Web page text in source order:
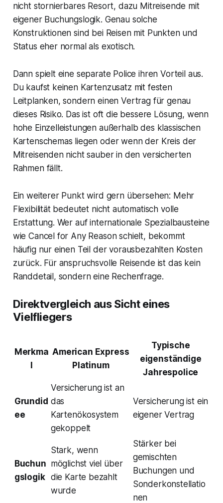
nicht stornierbares Resort, dazu Mitreisende mit
eigener Buchungslogik. Genau solche
Konstruktionen sind bei Reisen mit Punkten und
Status eher normal als exotisch.
Dann spielt eine separate Police ihren Vorteil aus.
Du kaufst keinen Kartenzusatz mit festen
Leitplanken, sondern einen Vertrag für genau
dieses Risiko. Das ist oft die bessere Lösung, wenn
hohe Einzelleistungen außerhalb des klassischen
Kartenschemas liegen oder wenn der Kreis der
Mitreisenden nicht sauber in den versicherten
Rahmen fällt.
Ein weiterer Punkt wird gern übersehen: Mehr
Flexibilität bedeutet nicht automatisch volle
Erstattung. Wer auf internationale Spezialbausteine
wie Cancel for Any Reason schielt, bekommt
häufig nur einen Teil der vorausbezahlten Kosten
zurück. Für anspruchsvolle Reisende ist das kein
Randdetail, sondern eine Rechenfrage.
Direktvergleich aus Sicht eines
Vielfliegers
Merkma
l
American Express
Platinum
Typische
eigenständige
Jahrespolice
Grundid
ee
Versicherung ist an
das
Kartenökosystem
gekoppelt
Versicherung ist ein
eigener Vertrag
Buchun
gslogik
Stark, wenn
möglichst viel über
die Karte bezahlt
wurde
Stärker bei
gemischten
Buchungen und
Sonderkonstellatio
nen